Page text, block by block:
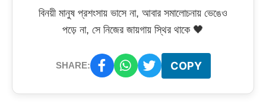
বিনয়ী মানুষ প্রশংসায় ভাসে না, আবার সমালোচনায় ভেঙেও
পড়ে না, সে নিজের জায়গায় স্থির থাকে 🖤
SHARE: COPY